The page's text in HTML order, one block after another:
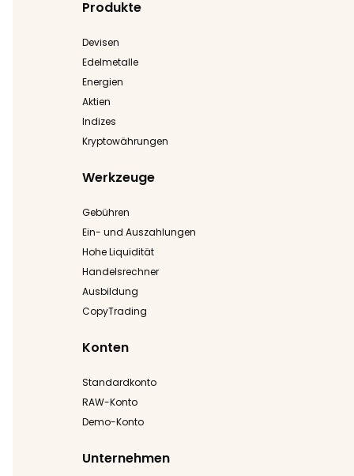
Produkte
Devisen
Edelmetalle
Energien
Aktien
Indizes
Kryptowährungen
Werkzeuge
Gebühren
Ein- und Auszahlungen
Hohe Liquidität
Handelsrechner
Ausbildung
CopyTrading
Konten
Standardkonto
RAW-Konto
Demo-Konto
Unternehmen